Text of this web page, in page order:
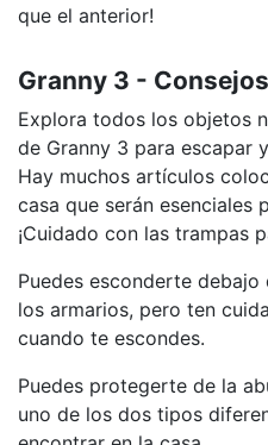
que el anterior!
Granny 3 -
Explora todos los objetos
de Granny 3 para escapar
Hay muchos artículos
casa que serán esenciales
¡Cuidado con las trampas
Puedes esconderte
los armarios, pero ten
cuando te escondes.
Puedes protegerte de la
uno de los dos tipos